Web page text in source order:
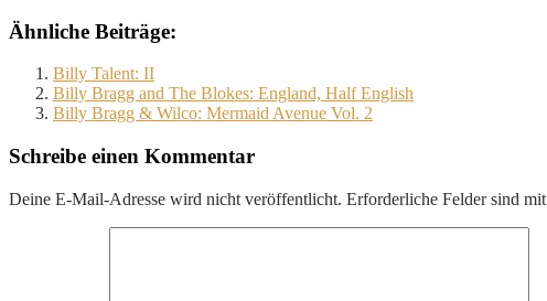
Ähnliche Beiträge:
Billy Talent: II
Billy Bragg and The Blokes: England, Half English
Billy Bragg & Wilco: Mermaid Avenue Vol. 2
Schreibe einen Kommentar
Deine E-Mail-Adresse wird nicht veröffentlicht. Erforderliche Felder sind mit